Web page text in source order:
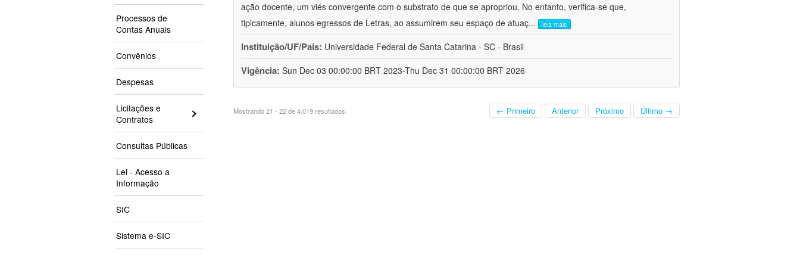
Processos de
Contas Anuais
Convênios
Despesas
Licitações e
Contratos
Consultas Públicas
Lei - Acesso a
Informação
SIC
Sistema e-SIC
ação docente, um viés convergente com o substrato de que se apropriou. No entanto, verifica-se que,
tipicamente, alunos egressos de Letras, ao assumirem seu espaço de atuaç... leia mais
Instituição/UF/País: Universidade Federal de Santa Catarina - SC - Brasil
Vigência: Sun Dec 03 00:00:00 BRT 2023-Thu Dec 31 00:00:00 BRT 2026
Mostrando 21 - 22 de 4.019 resultados. ← Primeiro Anterior Próximo Último →